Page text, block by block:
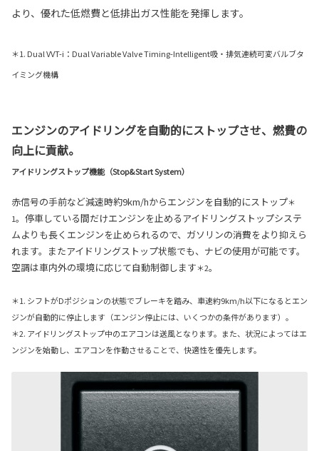
より、優れた低燃費と低排出ガス性能を発揮します。
＊1. Dual VVT-i：Dual Variable Valve Timing-Intelligent吸・排気連続可変バルブタ
イミング機構
エンジンのアイドリングを自動的にストップさせ、燃費の
向上に貢献。
アイドリングストップ機能（Stop&Start System）
赤信号の手前など減速時約9km/hからエンジンを自動的にストップ＊
1。停車している間だけエンジンを止めるアイドリングストップシステ
ムよりも長くエンジンを止められるので、ガソリンの消費をより抑えら
れます。またアイドリングストップ状態でも、ナビの使用が可能です。
空調は車内外の環境に応じて自動制御します＊2。
＊1. シフトがDポジションの状態でブレーキを踏み、車速約9km/h以下になるとエン
ジンが自動的に停止します（エンジン停止には、いくつかの条件があります）。
＊2. アイドリングストップ中のエアコンは送風となります。また、状況によってはエ
ンジンを始動し、エアコンを作動させることで、快適性を優先します。